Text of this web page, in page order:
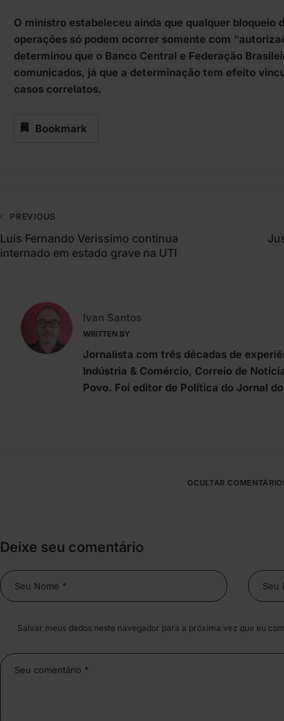
O ministro estabeleceu ainda que qualquer bloqueio
operações só podem ocorrer somente com
determinou que o Banco Central e Federação
comunicados, já que a determinação tem efeito
casos correlatos.
Bookmark
PREVIOUS
Luis Fernando Verissimo continua
internado em estado grave na UTI
WRITTEN BY
Ivan Santos
Jornalista com três décadas de
Indústria & Comércio, Correio de
Povo. Foi editor de Política do Jornal
OCULTAR
Deixe seu comentário
Salvar meus dados neste navegador para a próxima vez que eu